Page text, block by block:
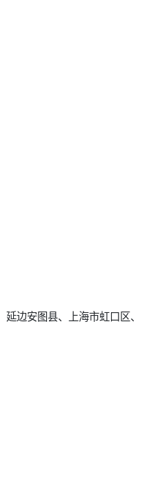
边安图县、上海市虹口区、